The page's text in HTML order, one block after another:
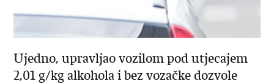
Ujedno, upravljao vozilom pod utjecajem
2,01 g/kg alkohola i bez vozačke dozvole